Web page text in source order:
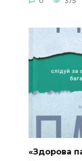
«Здорова